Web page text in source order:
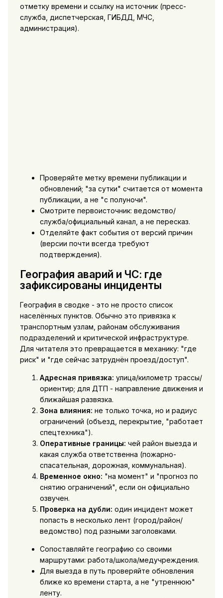
отметку времени и ссылку на источник (пресс-
служба, диспетчерская, ГИБДД, МЧС,
администрация).
Проверяйте метку времени публикации и
обновлений; "за сутки" считается от момента
публикации, а не "с полуночи".
Смотрите первоисточник: ведомство/
служба/официальный канал, а не пересказ.
Отделяйте факт события от версий причин
(версии почти всегда требуют
подтверждения).
География аварий и ЧС: где
зафиксированы инциденты
География в сводке - это не просто список
населённых пунктов. Обычно это привязка к
транспортным узлам, районам обслуживания
подразделений и критической инфраструктуре.
Для читателя это превращается в механику: "где
риск" и "где сейчас затруднён проезд/доступ".
Адресная привязка: улица/километр трассы/
ориентир; для ДТП - направление движения и
ближайшая развязка.
Зона влияния: не только точка, но и радиус
ограничений (объезд, перекрытие, "работает
спецтехника").
Оперативные границы: чей район выезда и
какая служба ответственна (пожарно-
спасательная, дорожная, коммунальная).
Временное окно: "на момент" и "прогноз по
снятию ограничений", если он официально
озвучен.
Проверка на дубли: один инцидент может
попасть в несколько лент (город/район/
ведомство) под разными заголовками.
Сопоставляйте географию со своими
маршрутами: работа/школа/медучреждения.
Для выезда в путь проверяйте обновления
ближе ко времени старта, а не "утреннюю"
ленту.